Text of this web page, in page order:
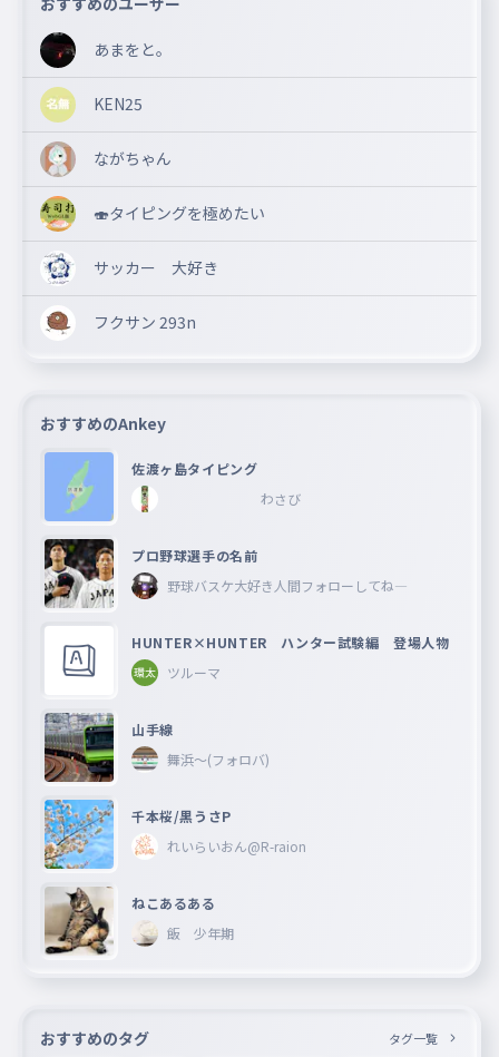
あまをと。
KEN25
ながちゃん
🍣タイピングを極めたい
サッカー 大好き
フクサン 293n
おすすめのAnkey
佐渡ヶ島タイピング
わさび
プロ野球選手の名前
野球バスケ大好き人間フォローしてね―
HUNTER×HUNTER ハンター試験編 登場人物
ツルーマ
山手線
舞浜〜(フォロバ)
千本桜/黒うさP
れいらいおん@R-raion
ねこあるある
飯 少年期
おすすめのタグ タグ一覧